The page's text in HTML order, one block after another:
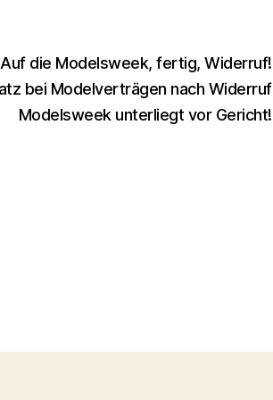
Auf die Modelsweek, fertig, Widerruf!
bei Modelverträgen nach Widerruf
Modelsweek unterliegt vor Gericht!